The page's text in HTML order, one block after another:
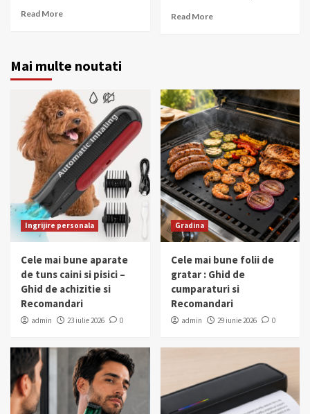
Read More Read More
Mai multe noutati
Ingrijire personala
Cele mai bune aparate
de tuns caini si pisici –
Ghid de achizitie si
Recomandari
admin 23 iulie 2026 0
Gradina
Cele mai bune folii de
gratar : Ghid de
cumparaturi si
Recomandari
admin 29 iunie 2026 0